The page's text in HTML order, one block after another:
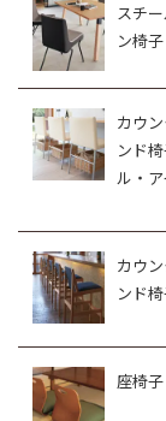
スチ
ン椅子
カウ
ンド
ル・ア
カウ
ンド椅
座椅